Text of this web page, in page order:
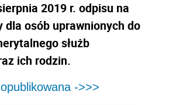
2019 r. odpisu na
dla osób uprawnionych do
służb
ich rodzin.
->>>